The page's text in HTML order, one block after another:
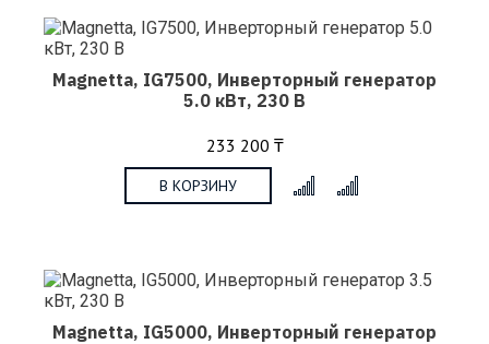
Magnetta, IG7500, Инверторный генератор
5.0 кВт, 230 В
233 200 ₸
В КОРЗИНУ
Magnetta, IG5000, Инверторный генератор